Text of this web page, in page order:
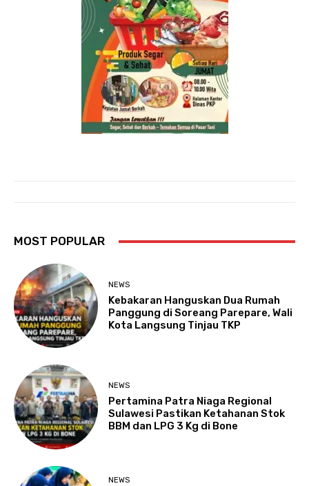
MOST POPULAR
NEWS
Kebakaran Hanguskan Dua Rumah
Panggung di Soreang Parepare, Wali
Kota Langsung Tinjau TKP
NEWS
Pertamina Patra Niaga Regional
Sulawesi Pastikan Ketahanan Stok
BBM dan LPG 3 Kg di Bone
NEWS